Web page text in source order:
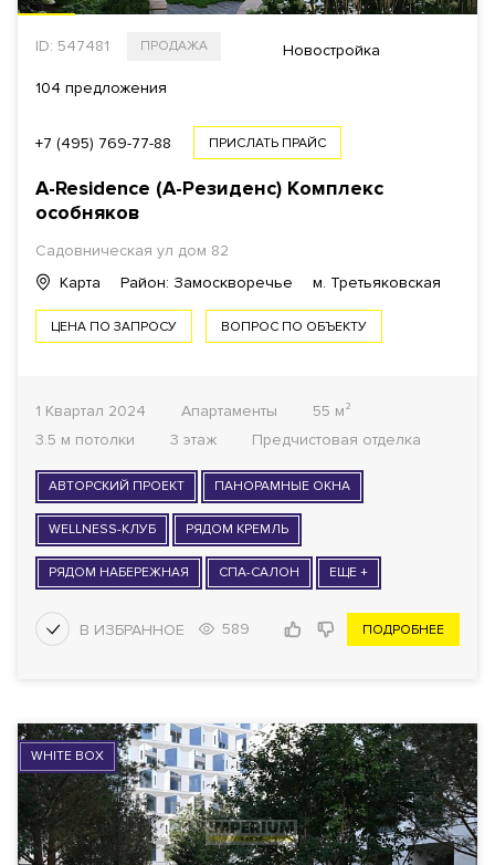
ID: 547481 ПРОДАЖА Новостройка
104 предложения
+7 (495) 769-77-88 ПРИСЛАТЬ ПРАЙС
A-Residence (А-Резиденс) Комплекс
особняков
Садовническая ул дом 82
Карта
Район: Замоскворечье м. Третьяковская
ЦЕНА ПО ЗАПРОСУ ВОПРОС ПО ОБЪЕКТУ
1 Квартал 2024 Апартаменты
55 м²
3.5 м потолки
3 этаж Предчистовая отделка
АВТОРСКИЙ ПРОЕКТ ПАНОРАМНЫЕ ОКНА
WELLNESS-КЛУБ РЯДОМ КРЕМЛЬ
РЯДОМ НАБЕРЕЖНАЯ СПА-САЛОН ЕЩЕ +
589 ПОДРОБНЕЕ
WHITE BOX